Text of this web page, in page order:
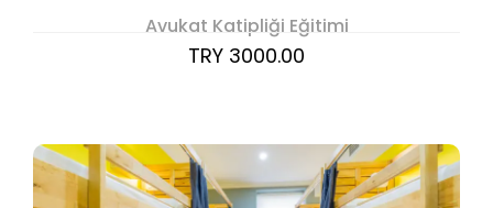
Avukat Katipliği Eğitimi
TRY 3000.00